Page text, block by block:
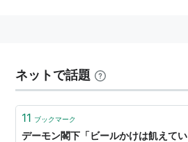
ネットで話題
11 ブックマーク
デーモン閣下「ビールかけは飢えてい